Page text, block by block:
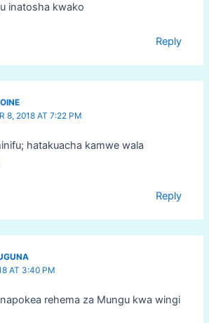
inatosha kwako
Reply
8, 2018 AT 7:22 PM
hatakuacha kamwe wala
Reply
AT 3:40 PM
rehema za Mungu kwa wingi